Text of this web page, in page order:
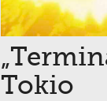
Tokio